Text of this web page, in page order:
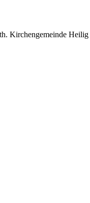
Kirchengemeinde Heilig